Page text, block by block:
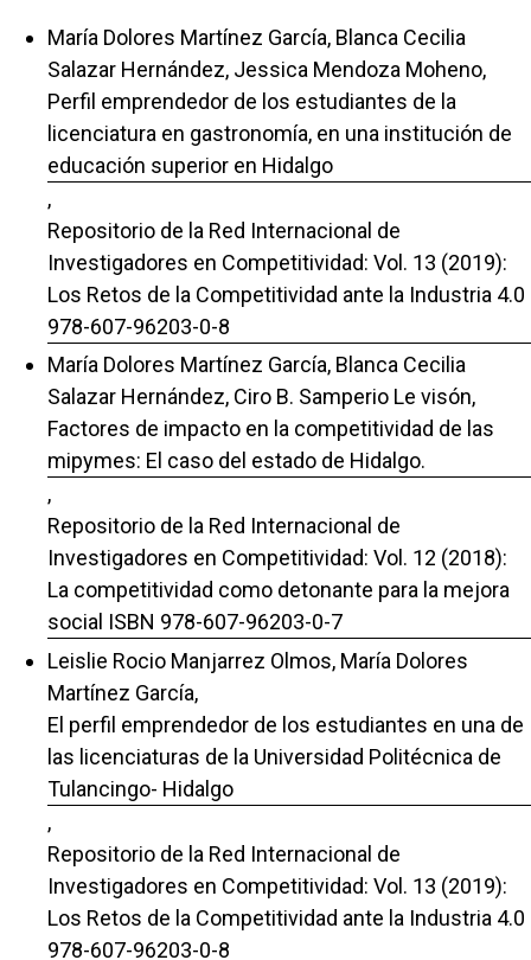
María Dolores Martínez García, Blanca Cecilia
Salazar Hernández, Jessica Mendoza Moheno,
Perfil emprendedor de los estudiantes de la
licenciatura en gastronomía, en una institución de
educación superior en Hidalgo
,
Repositorio de la Red Internacional de
Investigadores en Competitividad: Vol. 13 (2019):
Los Retos de la Competitividad ante la Industria 4.0
978-607-96203-0-8
María Dolores Martínez García, Blanca Cecilia
Salazar Hernández, Ciro B. Samperio Le visón,
Factores de impacto en la competitividad de las
mipymes: El caso del estado de Hidalgo.
,
Repositorio de la Red Internacional de
Investigadores en Competitividad: Vol. 12 (2018):
La competitividad como detonante para la mejora
social ISBN 978-607-96203-0-7
Leislie Rocio Manjarrez Olmos, María Dolores
Martínez García,
El perfil emprendedor de los estudiantes en una de
las licenciaturas de la Universidad Politécnica de
Tulancingo- Hidalgo
,
Repositorio de la Red Internacional de
Investigadores en Competitividad: Vol. 13 (2019):
Los Retos de la Competitividad ante la Industria 4.0
978-607-96203-0-8